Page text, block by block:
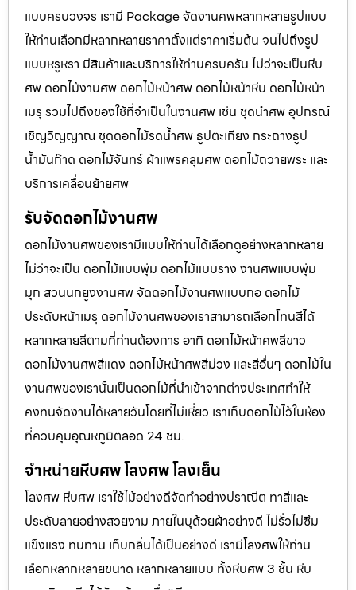
แบบครบวงจร เรามี Package จัดงานศพหลากหลายรูปแบบ
ให้ท่านเลือกมีหลากหลายราคาตั้งแต่ราคาเริ่มต้น จนไปถึงรูป
แบบหรูหรา มีสินค้าและบริการให้ท่านครบครัน ไม่ว่าจะเป็นหีบ
ศพ ดอกไม้งานศพ ดอกไม้หน้าศพ ดอกไม้หน้าหีบ ดอกไม้หน้า
เมรุ รวมไปถึงของใช้ที่จำเป็นในงานศพ เช่น ชุดนำศพ อุปกรณ์
เชิญวิญญาณ ชุดดอกไม้รดน้ำศพ ธูปตะเกียง กระถางธูป
น้ำมันก๊าด ดอกไม้จันทร์ ผ้าแพรคลุมศพ ดอกไม้ถวายพระ และ
บริการเคลื่อนย้ายศพ
รับจัดดอกไม้งานศพ
ดอกไม้งานศพของเรามีแบบให้ท่านได้เลือกดูอย่างหลากหลาย
ไม่ว่าจะเป็น ดอกไม้แบบพุ่ม ดอกไม้แบบราง งานศพแบบพุ่ม
มุก สวนนกยูงงานศพ จัดดอกไม้งานศพแบบกอ ดอกไม้
ประดับหน้าเมรุ ดอกไม้งานศพของเราสามารถเลือกโทนสีได้
หลากหลายสีตามที่ท่านต้องการ อาทิ ดอกไม้หน้าศพสีขาว
ดอกไม้งานศพสีแดง ดอกไม้หน้าศพสีม่วง และสีอื่นๆ ดอกไม้ใน
งานศพของเรานั้นเป็นดอกไม้ที่นำเข้าจากต่างประเทศทำให้
คงทนจัดงานได้หลายวันโดยที่ไม่เหี่ยว เราเก็บดอกไม้ไว้ในห้อง
ที่ควบคุมอุณหภูมิตลอด 24 ชม.
จำหน่ายหีบศพ โลงศพ โลงเย็น
โลงศพ หีบศพ เราใช้ไม้อย่างดีจัดทำอย่างปราณีต ทาสีและ
ประดับลายอย่างสวยงาม ภายในบุด้วยผ้าอย่างดี ไม่รั่วไม่ซึม
แข็งแรง ทนทาน เก็บกลิ่นได้เป็นอย่างดี เรามีโลงศพให้ท่าน
เลือกหลากหลายขนาด หลากหลายแบบ ทั้งหีบศพ 3 ชั้น หีบ